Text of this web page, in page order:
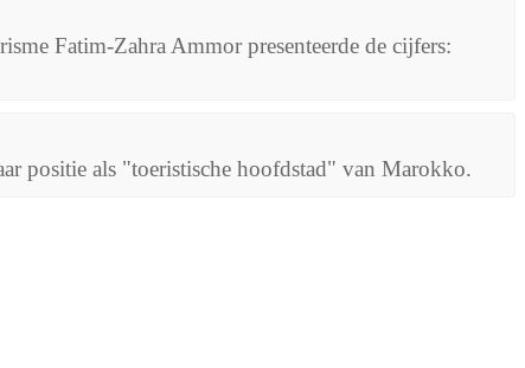
Fatim-Zahra Ammor presenteerde de cijfers:
positie als "toeristische hoofdstad" van Marokko.